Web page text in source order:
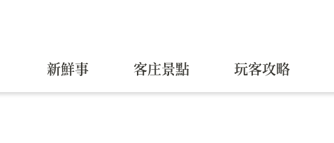
新鮮事 客庄景點 玩客攻略